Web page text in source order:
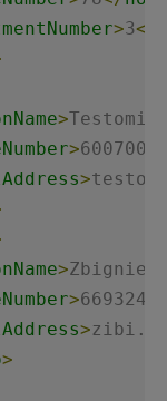
>3</
>Testomir
>
>
>Zbigniew
>
>
>